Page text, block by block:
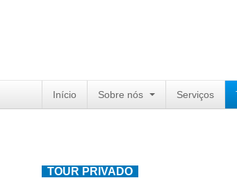
Início Sobre nós Serviços
TOUR PRIVADO